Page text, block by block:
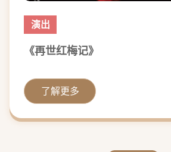
演出
《再世红梅记》
了解更多